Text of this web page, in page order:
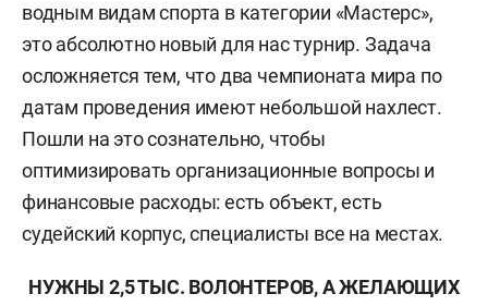
водным видам спорта в категории «Мастерс»,
это абсолютно новый для нас турнир. Задача
осложняется тем, что два чемпионата мира по
датам проведения имеют небольшой нахлест.
Пошли на это сознательно, чтобы
оптимизировать организационные вопросы и
финансовые расходы: есть объект, есть
судейский корпус, специалисты все на местах.
НУЖНЫ 2,5 ТЫС. ВОЛОНТЕРОВ, А ЖЕЛАЮЩИХ